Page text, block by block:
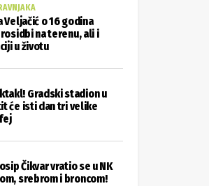
o 16 godina
na terenu, ali i
u životu
Gradski stadion u
će isti dan tri velike
Čikvar vratio se u NK
srebrom i broncom!